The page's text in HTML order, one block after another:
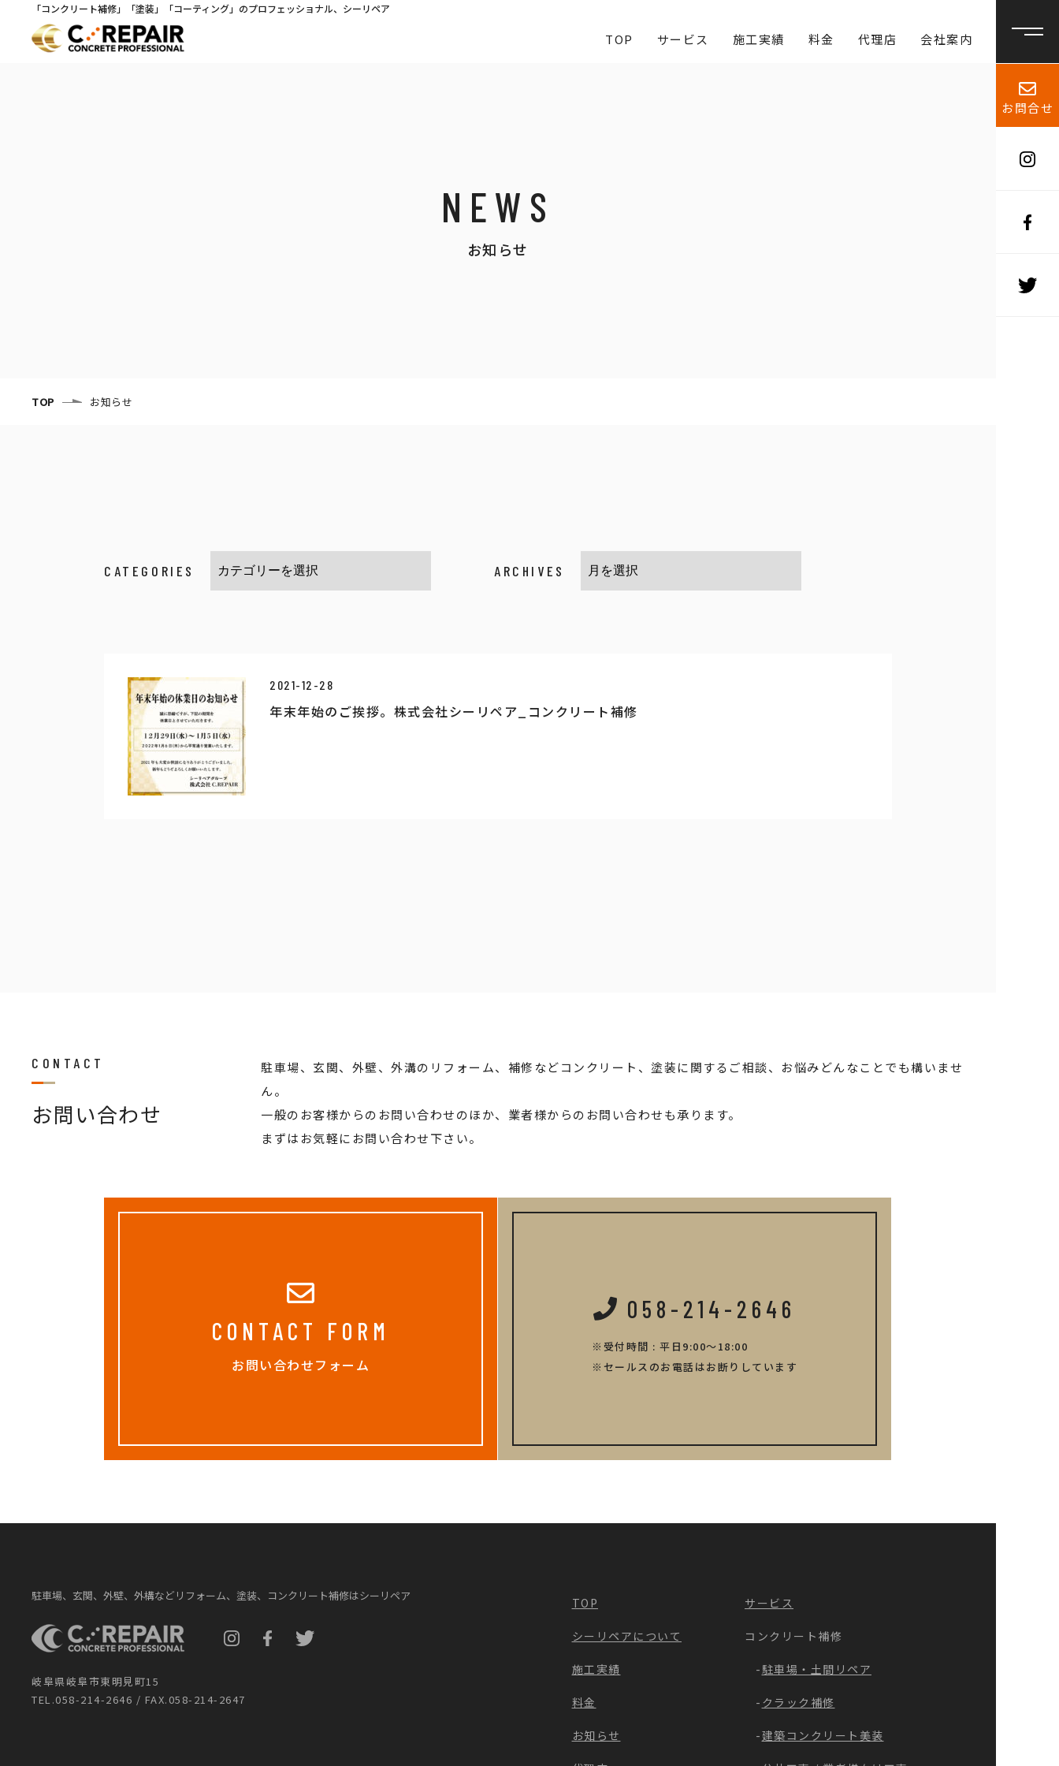
「コンクリート補修」「塗装」「コーティング」のプロフェッショナル、シーリペア
TOP サービス 施工実績 料金 代理店 会社案内
お問合せ
NEWS
お知らせ
TOP お知らせ
CATEGORIES ARCHIVES
2021-12-28
年末年始のご挨拶。株式会社シーリペア_コンクリート補修
CONTACT
お問い合わせ
駐車場、玄関、外壁、外溝のリフォーム、補修などコンクリート、塗装に関するご相談、お悩みどんなことでも構いませ
ん。
一般のお客様からのお問い合わせのほか、業者様からのお問い合わせも承ります。
まずはお気軽にお問い合わせ下さい。
CONTACT FORM
お問い合わせフォーム
058-214-2646
受付時間 : 平日9:00～18:00
セールスのお電話はお断りしています
駐車場、玄関、外壁、外構などリフォーム、塗装、コンクリート補修はシーリペア
岐阜県岐阜市東明見町15
TEL.058-214-2646 / FAX.058-214-2647
TOP
シーリペアについて
施工実績
料金
お知らせ
サービス
コンクリート補修
駐車場・土間リペア
クラック補修
建築コンクリート美装